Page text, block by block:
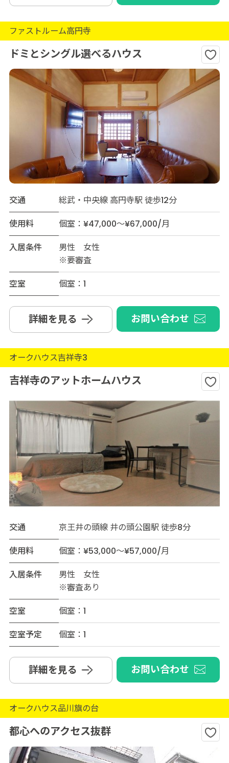
ファストルーム高円寺
ドミとシングル選べるハウス
交通
総武・中央線 高円寺駅 徒歩12分
使用料
個室：¥47,000～¥67,000/月
入居条件
男性 女性
※要審査
空室
個室：1
詳細を見る お問い合わせ
オークハウス吉祥寺3
吉祥寺のアットホームハウス
交通
京王井の頭線 井の頭公園駅 徒歩8分
使用料
個室：¥53,000～¥57,000/月
入居条件
男性 女性
※審査あり
空室
個室：1
空室予定
個室：1
詳細を見る お問い合わせ
オークハウス品川旗の台
都心へのアクセス抜群